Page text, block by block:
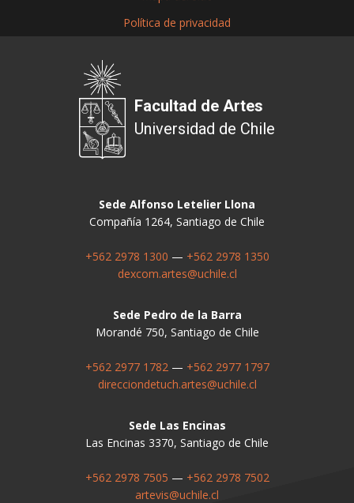
Política de privacidad
Facultad de Artes
Universidad de Chile
Sede Alfonso Letelier Llona
Compañía 1264, Santiago de Chile
+562 2978 1300 — +562 2978 1350
dexcom.artes@uchile.cl
Sede Pedro de la Barra
Morandé 750, Santiago de Chile
+562 2977 1782— +562 2977 1797
direcciondetuch.artes@uchile.cl
Sede Las Encinas
Las Encinas 3370, Santiago de Chile
+562 2978 7505 — +562 2978 7502
artevis@uchile.cl